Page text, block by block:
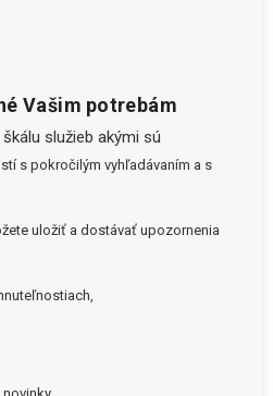
Vašim potrebám
služieb akými sú
s pokročilým vyhľadávaním a s
uložiť a dostávať upozornenia